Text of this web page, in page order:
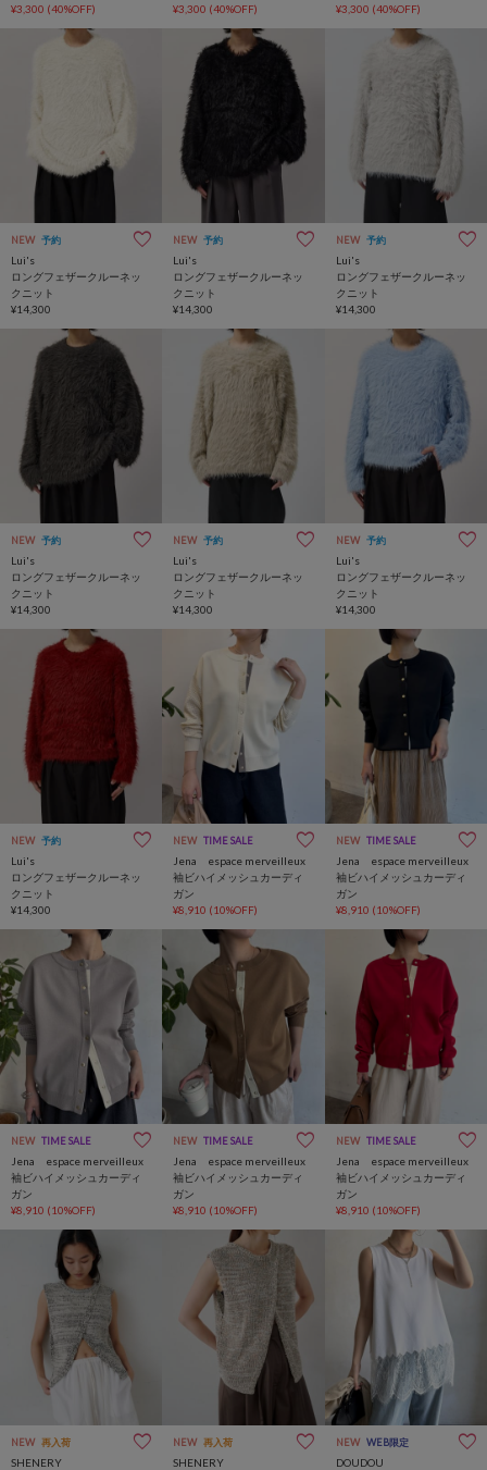
¥3,300 (40%OFF)
¥3,300 (40%OFF)
¥3,300 (40%OFF)
NEW 予約
Lui's
ロングフェザークルーネッ
クニット
¥14,300
NEW 予約
Lui's
ロングフェザークルーネッ
クニット
¥14,300
NEW 予約
Lui's
ロングフェザークルーネッ
クニット
¥14,300
NEW 予約
Lui's
ロングフェザークルーネッ
クニット
¥14,300
NEW 予約
Lui's
ロングフェザークルーネッ
クニット
¥14,300
NEW 予約
Lui's
ロングフェザークルーネッ
クニット
¥14,300
NEW 予約
Lui's
ロングフェザークルーネッ
クニット
¥14,300
NEW TIME SALE
Jena espace merveilleux
袖ビハイメッシュカーディ
ガン
¥8,910 (10%OFF)
NEW TIME SALE
Jena espace merveilleux
袖ビハイメッシュカーディ
ガン
¥8,910 (10%OFF)
NEW TIME SALE
Jena espace merveilleux
袖ビハイメッシュカーディ
ガン
¥8,910 (10%OFF)
NEW TIME SALE
Jena espace merveilleux
袖ビハイメッシュカーディ
ガン
¥8,910 (10%OFF)
NEW TIME SALE
Jena espace merveilleux
袖ビハイメッシュカーディ
ガン
¥8,910 (10%OFF)
NEW 再入荷
SHENERY
NEW 再入荷
SHENERY
NEW WEB限定
DOUDOU